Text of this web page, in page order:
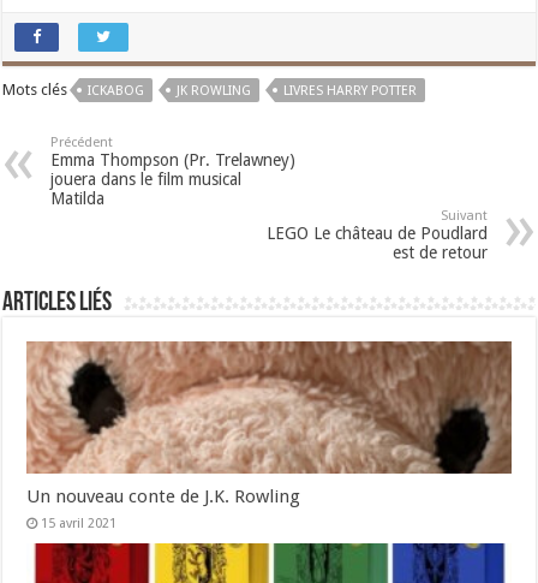
Mots clés ICKABOG JK ROWLING LIVRES HARRY POTTER
Précédent
Emma Thompson (Pr. Trelawney)
jouera dans le film musical
Matilda
Suivant
LEGO Le château de Poudlard
est de retour
Articles liés
Un nouveau conte de J.K. Rowling
15 avril 2021